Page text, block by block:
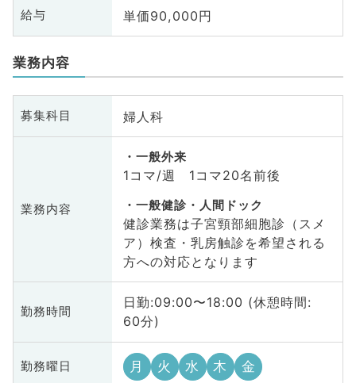
給与 単価90,000円
業務内容
募集科目 婦人科
業務内容
一般外来
1コマ/週 1コマ20名前後
一般健診・人間ドック
健診業務は子宮頸部細胞診（スメ
ア）検査・乳房触診を希望される
方への対応となります
勤務時間
日勤:09:00〜18:00 (休憩時間:
60分)
勤務曜日 月 火 水 木 金